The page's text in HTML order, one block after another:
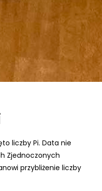
liczby Pi. Data nie
Zjednoczonych
przybliżenie liczby